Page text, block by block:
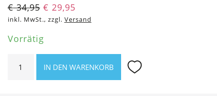
€34,95 Ursprünglicher
Preis
€ 34,95
€ 29,95Aktueller
Preis
inkl. MwSt., zzgl. Versand
Vorrätig
ThermosflascheIN DEN WARENKORB